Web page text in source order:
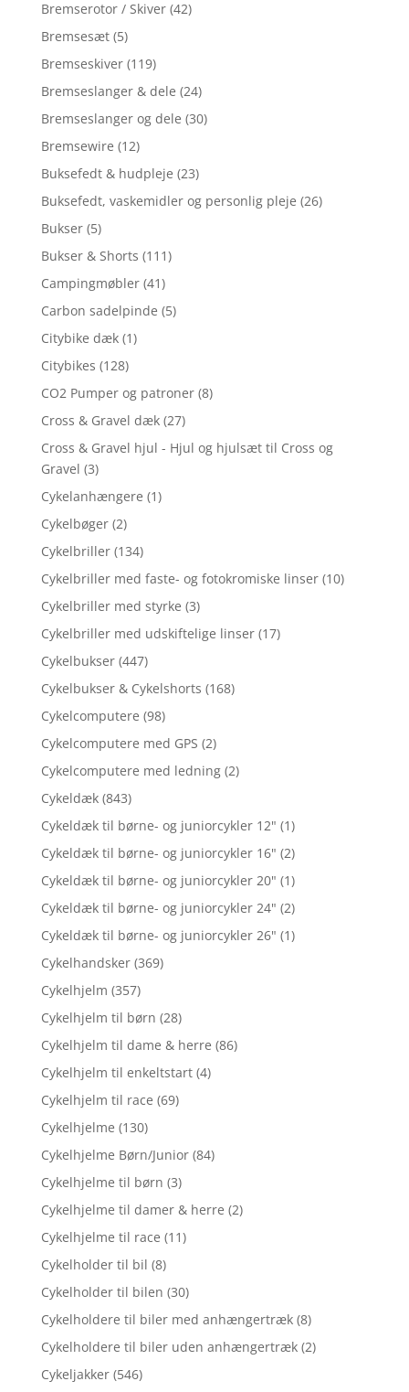
Bremserotor / Skiver (42)
Bremsesæt (5)
Bremseskiver (119)
Bremseslanger & dele (24)
Bremseslanger og dele (30)
Bremsewire (12)
Buksefedt & hudpleje (23)
Buksefedt, vaskemidler og personlig pleje (26)
Bukser (5)
Bukser & Shorts (111)
Campingmøbler (41)
Carbon sadelpinde (5)
Citybike dæk (1)
Citybikes (128)
CO2 Pumper og patroner (8)
Cross & Gravel dæk (27)
Cross & Gravel hjul - Hjul og hjulsæt til Cross og
Gravel (3)
Cykelanhængere (1)
Cykelbøger (2)
Cykelbriller (134)
Cykelbriller med faste- og fotokromiske linser (10)
Cykelbriller med styrke (3)
Cykelbriller med udskiftelige linser (17)
Cykelbukser (447)
Cykelbukser & Cykelshorts (168)
Cykelcomputere (98)
Cykelcomputere med GPS (2)
Cykelcomputere med ledning (2)
Cykeldæk (843)
Cykeldæk til børne- og juniorcykler 12" (1)
Cykeldæk til børne- og juniorcykler 16" (2)
Cykeldæk til børne- og juniorcykler 20" (1)
Cykeldæk til børne- og juniorcykler 24" (2)
Cykeldæk til børne- og juniorcykler 26" (1)
Cykelhandsker (369)
Cykelhjelm (357)
Cykelhjelm til børn (28)
Cykelhjelm til dame & herre (86)
Cykelhjelm til enkeltstart (4)
Cykelhjelm til race (69)
Cykelhjelme (130)
Cykelhjelme Børn/Junior (84)
Cykelhjelme til børn (3)
Cykelhjelme til damer & herre (2)
Cykelhjelme til race (11)
Cykelholder til bil (8)
Cykelholder til bilen (30)
Cykelholdere til biler med anhængertræk (8)
Cykelholdere til biler uden anhængertræk (2)
Cykeljakker (546)